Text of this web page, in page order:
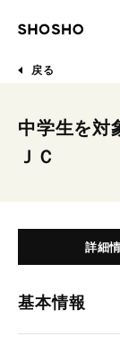
戻る
中学生を
ＪＣ
詳細
基本情報